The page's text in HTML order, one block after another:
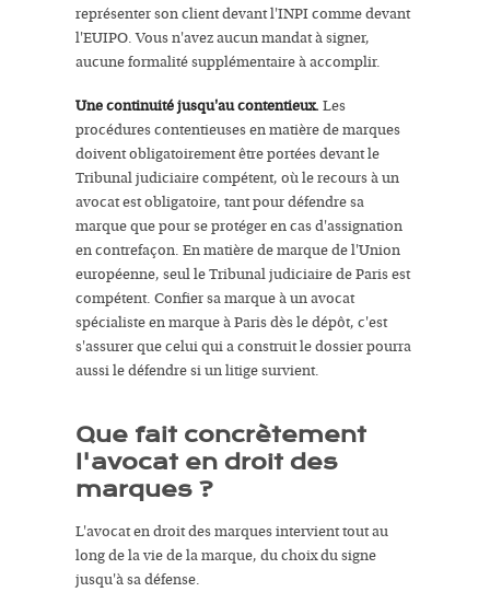
représenter son client devant l'INPI comme devant
l'EUIPO. Vous n'avez aucun mandat à signer,
aucune formalité supplémentaire à accomplir.
Une continuité jusqu'au contentieux. Les
procédures contentieuses en matière de marques
doivent obligatoirement être portées devant le
Tribunal judiciaire compétent, où le recours à un
avocat est obligatoire, tant pour défendre sa
marque que pour se protéger en cas d'assignation
en contrefaçon. En matière de marque de l'Union
européenne, seul le Tribunal judiciaire de Paris est
compétent. Confier sa marque à un avocat
spécialiste en marque à Paris dès le dépôt, c'est
s'assurer que celui qui a construit le dossier pourra
aussi le défendre si un litige survient.
Que fait concrètement
l'avocat en droit des
marques ?
L'avocat en droit des marques intervient tout au
long de la vie de la marque, du choix du signe
jusqu'à sa défense.